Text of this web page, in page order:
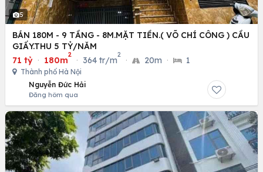
5
BÁN 180M - 9 TẦNG - 8M.MẶT TIỀN.( VÕ CHÍ CÔNG ) CẦU
GIẤY.THU 5 TỶ/NĂM
71 tỷ · 180m
2
· 364 tr/m
2
· 20m · 1
Thành phố Hà Nội
Nguyễn Đức Hải
Đăng hôm qua